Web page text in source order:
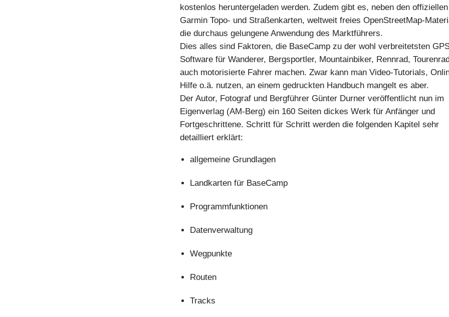
kostenlos heruntergeladen werden. Zudem gibt es, neben den offiziellen
Garmin Topo- und Straßenkarten, weltweit freies OpenStreetMap-
die durchaus gelungene Anwendung des Marktführers.
Dies alles sind Faktoren, die BaseCamp zu der wohl verbreitetsten
Software für Wanderer, Bergsportler, Mountainbiker, Rennrad,
auch motorisierte Fahrer machen. Zwar kann man Video-Tutorials,
Hilfe o.ä. nutzen, an einem gedruckten Handbuch mangelt es aber.
Der Autor, Fotograf und Bergführer Günter Durner veröffentlicht nun im
Eigenverlag (AM-Berg) ein 160 Seiten dickes Werk für Anfänger und
Fortgeschrittene. Schritt für Schritt werden die folgenden Kapitel sehr
detailliert erklärt:
allgemeine Grundlagen
Landkarten für BaseCamp
Programmfunktionen
Datenverwaltung
Wegpunkte
Routen
Tracks